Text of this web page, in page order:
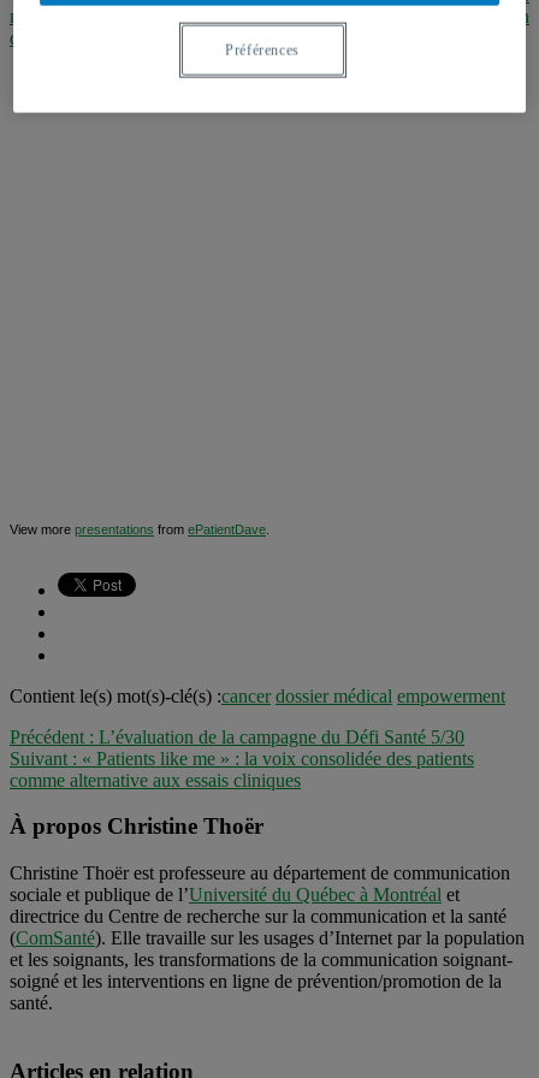
medicine2.0
Gimme my damn
data!
View more presentations from ePatientDave
Contient le(s) mot(s)-clé(s) :cancer dossier médical empowerment
Précédent : L’évaluation de la campagne du Défi Santé 5/30
Suivant : « Patients like me » : la voix consolidée des patients
comme alternative aux essais cliniques
À propos Christine Thoër
Christine Thoër est professeure au département de communication
sociale et publique de l’Université du Québec à Montréal et
directrice du Centre de recherche sur la communication et la santé
(ComSanté). Elle travaille sur les usages d’Internet par la population
et les soignants, les transformations de la communication soignant-
soigné et les interventions en ligne de prévention/promotion de la
santé.
Articles en relation
Préférences